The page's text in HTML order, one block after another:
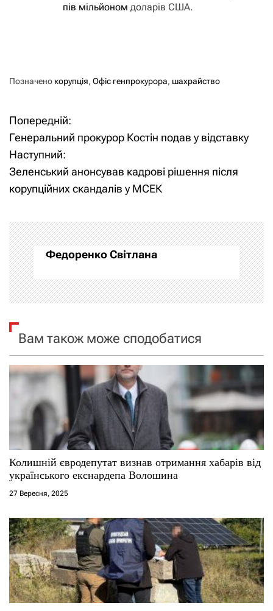
пів мільйоном доларів США.
Позначено корупція, Офіс генпрокурора, шахрайство
Н
а
в
г
а
ц
і
я
з
а
и
с
і
в
Попередній:
Генеральний прокурор Костін подав у відставку
Наступний:
Зеленський анонсував кадрові рішення після
корупційних скандалів у МСЕК
Федоренко Світлана
Вам також може сподобатися
Колишній євродепутат визнав отримання хабарів від
українського екснардепа Волошина
27 Вересня, 2025